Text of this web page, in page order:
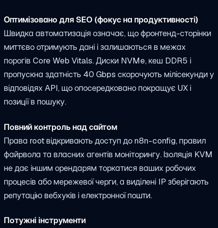
Оптимізовано для SEO (фокус на продуктивності)
Швидка автоматизація означає, що фронтенд-сторінки
миттєво отримують дані і залишаються в межах
порогів Core Web Vitals. Диски NVMe, кеш DDR5 і
пропускна здатність 40 Gbps скорочують мілісекунди у
відповідях API, що опосередковано покращує UX і
позиції в пошуку.
Повний контроль над сайтом
Права root відкривають доступ до n8n-config, правил
файрвола та власних агентів моніторингу. Ізоляція KVM
не дає іншим орендарям торкатися ваших робочих
процесів або мережевої черги, а виділені IP зберігають
репутацію вебхуків і електронної пошти.
Потужні інструменти